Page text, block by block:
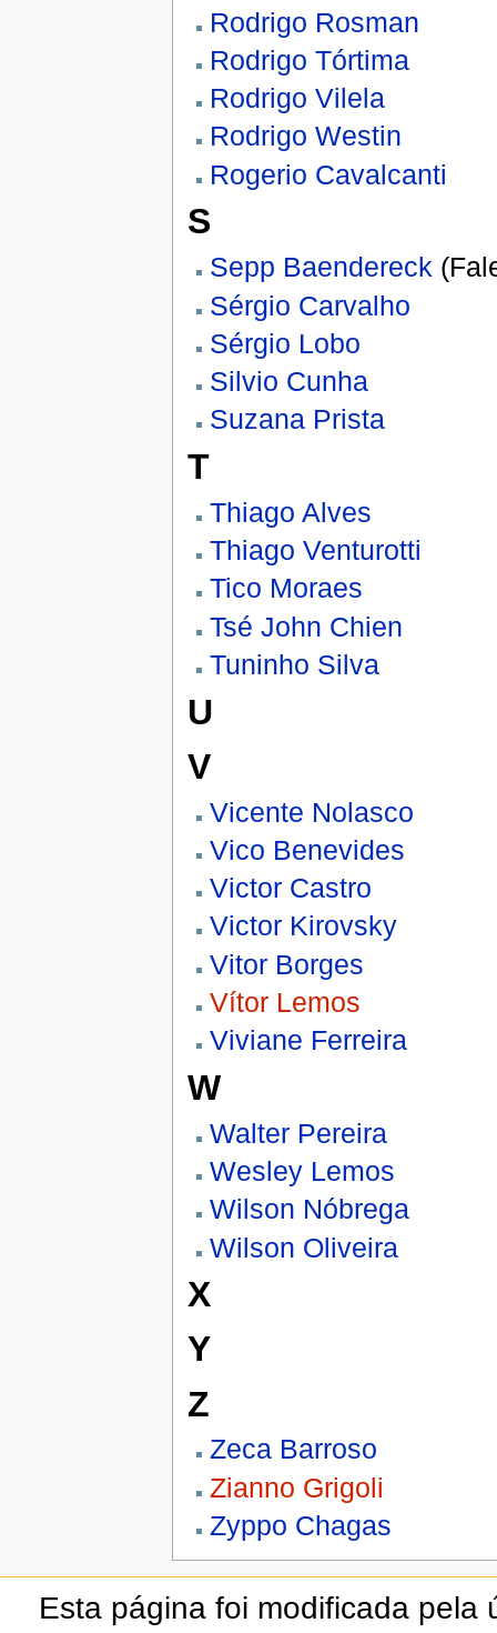
Rodrigo Rosman
Rodrigo Tórtima
Rodrigo Vilela
Rodrigo Westin
Rogerio Cavalcanti
S
Sepp Baendereck
Sérgio Carvalho
Sérgio Lobo
Silvio Cunha
Suzana Prista
T
Thiago Alves
Thiago Venturotti
Tico Moraes
Tsé John Chien
Tuninho Silva
U
V
Vicente Nolasco
Vico Benevides
Victor Castro
Victor Kirovsky
Vitor Borges
Vítor Lemos
Viviane Ferreira
W
Walter Pereira
Wesley Lemos
Wilson Nóbrega
Wilson Oliveira
X
Y
Z
Zeca Barroso
Zianno Grigoli
Zyppo Chagas
Esta página foi modificada pela